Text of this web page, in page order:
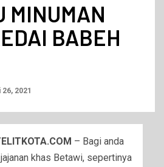
MINUMAN
BABEH
26, 2021
– Bagi anda
khas Betawi, sepertinya